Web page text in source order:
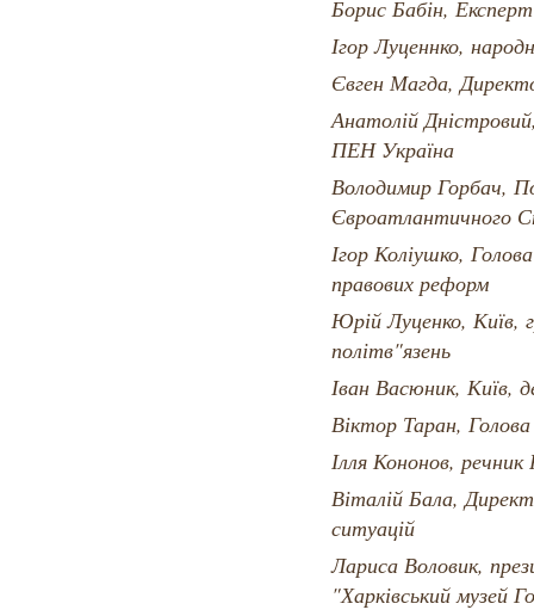
Борис Бабін, Експерт
Ігор Луценнко,
Євген Магда,
Анатолій
ПЕН Україна
Володимир Горбач,
Євроатлантичного
Ігор Коліушко,
правових реформ
Юрій Луценко, Київ,
політв"язень
Іван Васюник, Київ,
Віктор Таран,
Ілля Кононов, речник
Віталій Бала,
ситуацій
Лариса Воловик,
"Харківський музей